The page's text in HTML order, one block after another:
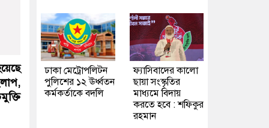
ঢাকা মেট্রোপলিটন
পুলিশের ১২ ঊর্ধ্বতন
কর্মকর্তাকে বদলি
ফ্যাসিবাদের কালো
ছায়া সংস্কৃতির
মাধ্যমে বিদায়
করতে হবে : শফিকুর
রহমান